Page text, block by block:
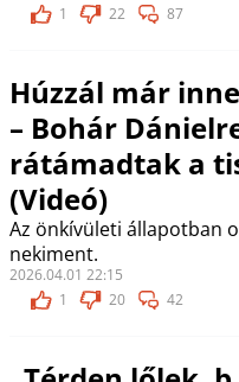
1
22 87
Húzzál már
– Bohár
rátámadtak a
(Videó)
Az önkívületi állapotban
nekiment.
2026.04.01 22:15
1
20 42